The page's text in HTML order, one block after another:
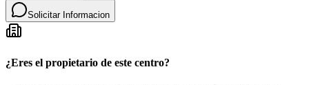
Solicitar Informacion
¿Eres el propietario de este centro?